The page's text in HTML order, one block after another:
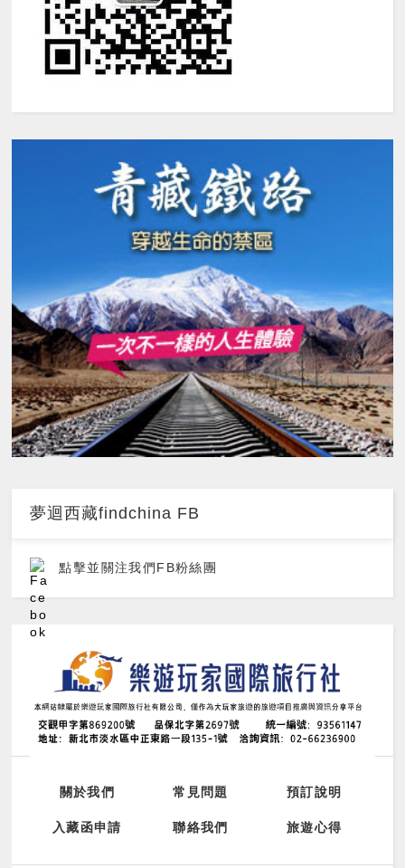
夢迴西藏findchina FB
點擊並關注我們FB粉絲團
關於我們 常見問題 預訂說明
入藏函申請 聯絡我們 旅遊心得